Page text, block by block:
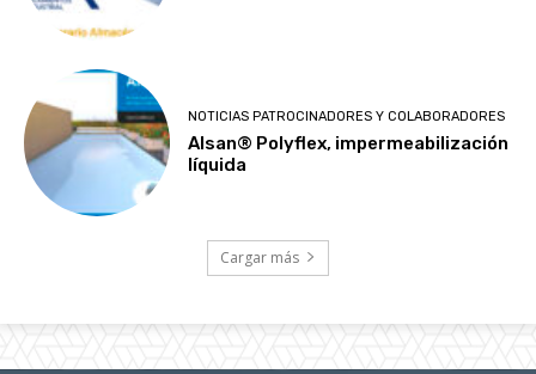
NOTICIAS PATROCINADORES Y COLABORADORES
Alsan® Polyflex, impermeabilización
líquida
Cargar más